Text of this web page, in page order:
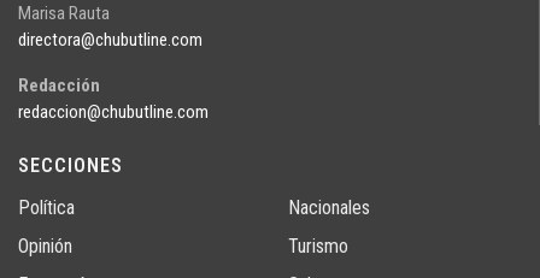
Marisa Rauta
directora@chubutline.com
Redacción
redaccion@chubutline.com
SECCIONES
Política
Opinión
Nacionales
Turismo